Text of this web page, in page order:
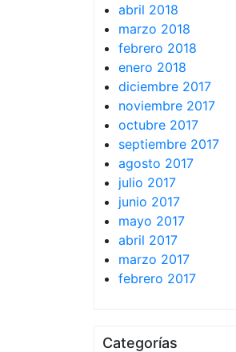
abril 2018
marzo 2018
febrero 2018
enero 2018
diciembre 2017
noviembre 2017
octubre 2017
septiembre 2017
agosto 2017
julio 2017
junio 2017
mayo 2017
abril 2017
marzo 2017
febrero 2017
Categorías